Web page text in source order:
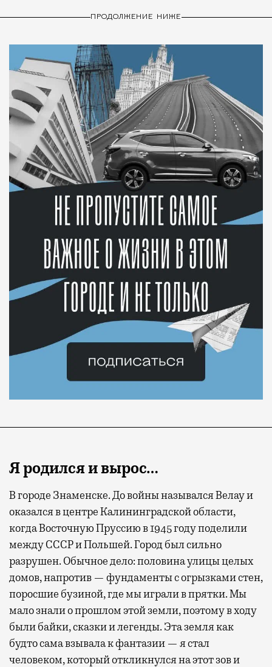
ПРОДОЛЖЕНИЕ НИЖЕ
Я родился и вырос…
В городе Знаменске. До войны назывался Велау и
оказался в центре Калининградской области,
когда Восточную Пруссию в 1945 году поделили
между СССР и Польшей. Город был сильно
разрушен. Обычное дело: половина улицы целых
домов, напротив — фундаменты с огрызками стен,
поросшие бузиной, где мы играли в прятки. Мы
мало знали о прошлом этой земли, поэтому в ходу
были байки, сказки и легенды. Эта земля как
будто сама взывала к фантазии — я стал
человеком, который откликнулся на этот зов и